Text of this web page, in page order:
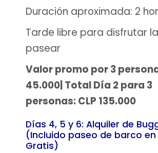
Duración aproximada: 2
Tarde libre para disfrutar
pasear
Valor promo por 3
45.000| Total Día 2 para 3
personas: CLP 135.000
Días 4, 5 y 6: Alquiler de
(Incluido paseo de barco en
Gratis)